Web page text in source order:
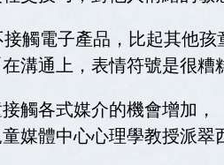
觸電子產品，比起其他
溝通上，表情符號是很糟
觸各式媒介的機會增加
媒體中心心理學教授派翠